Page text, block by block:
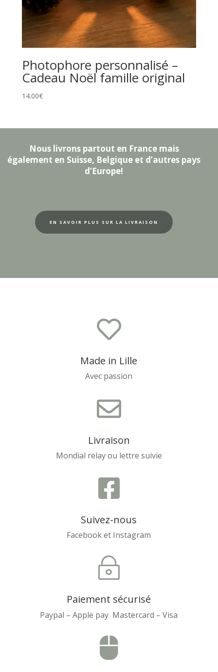
Photophore personnalisé –
Cadeau Noël famille original
14.00€
Nous livrons partout en France mais
également en Suisse, Belgique et d’autres pays
d’Europe!
EN SAVOIR PLUS SUR LA LIVRAISON

Made in Lille
Avec passion

Livraison
Mondial relay ou lettre suivie

Suivez-nous
Facebook et Instagram
~
Paiement sécurisé
Paypal – Apple pay Mastercard – Visa
